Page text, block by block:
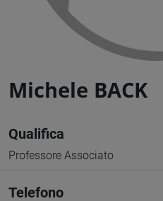
Michele BACK
Qualifica
Professore Associato
Telefono